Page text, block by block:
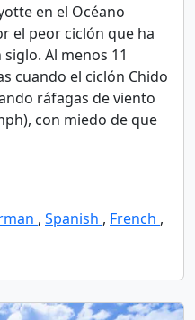
en el Océano
el peor ciclón que ha
Al menos 11
cuando el ciclón Chido
ráfagas de viento
con miedo de que
, Spanish , French ,